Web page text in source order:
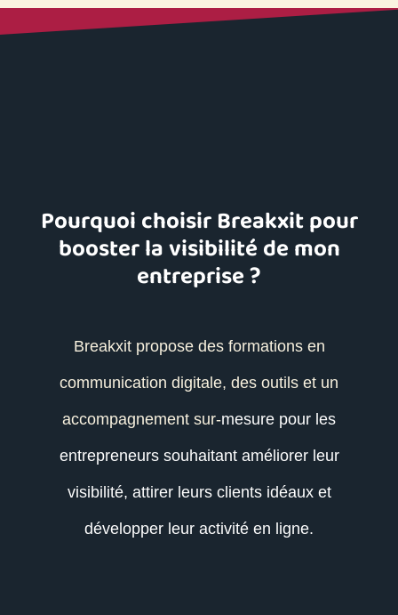
Pourquoi choisir Breakxit pour
booster la visibilité de mon
entreprise ?
Breakxit propose des formations en
communication digitale, des outils et un
accompagnement sur-mesure pour les
entrepreneurs souhaitant améliorer leur
visibilité, attirer leurs clients idéaux et
développer leur activité en ligne.